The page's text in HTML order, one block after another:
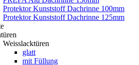
Protektor Kunststoff Dachrinne 100mm
Protektor Kunststoff Dachrinne 125mm
Weisslacktüren
glatt
mit Füllung